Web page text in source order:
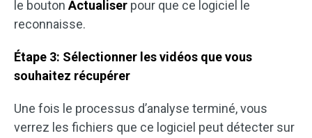
le boutonActualiser pour que ce logiciel le
reconnaisse.
Étape 3: Sélectionner les vidéos que vous
souhaitez récupérer
Une fois le processus d’analyse terminé, vous
verrez les fichiers que ce logiciel peut détecter sur